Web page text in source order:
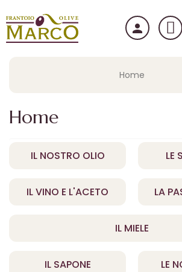
person
Home
Home
IL NOSTRO OLIO LE
IL VINO E L'ACETO LA
IL MIELE
IL SAPONE LE